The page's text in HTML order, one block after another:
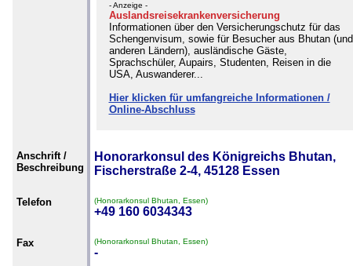
- Anzeige -
Auslandsreisekrankenversicherung
Informationen über den Versicherungschutz für das
Schengenvisum, sowie für Besucher aus Bhutan (und
anderen Ländern), ausländische Gäste,
Sprachschüler, Aupairs, Studenten, Reisen in die
USA, Auswanderer...
Hier klicken für umfangreiche Informationen /
Online-Abschluss
Anschrift /
Beschreibung
Honorarkonsul des Königreichs Bhutan,
Fischerstraße 2-4, 45128 Essen
Telefon (Honorarkonsul Bhutan, Essen)
+49 160 6034343
Fax (Honorarkonsul Bhutan, Essen)
-